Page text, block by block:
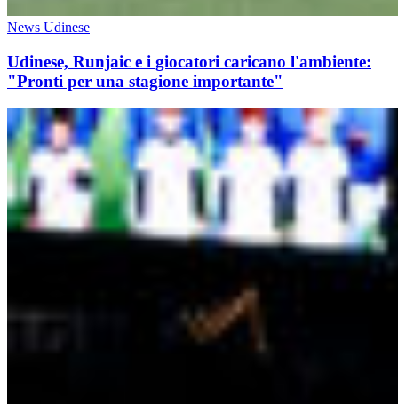
News Udinese
Udinese, Runjaic e i giocatori caricano l'ambiente:
"Pronti per una stagione importante"